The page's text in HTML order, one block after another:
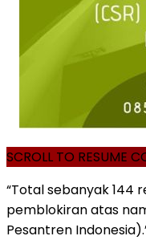
SCROLL TO RESUME
“Total sebanyak 144
pemblokiran atas
Pesantren